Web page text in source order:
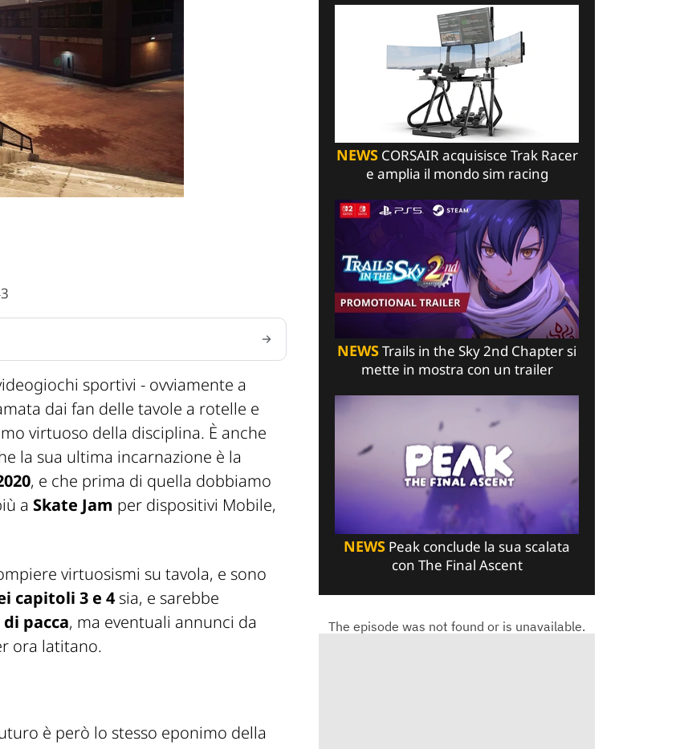
sportivi - ovviamente a
dai fan delle tavole a rotelle e
virtuoso della disciplina. È anche
la sua ultima incarnazione è la
, e che prima di quella dobbiamo
a Skate Jam per dispositivi Mobile,
virtuosismi su tavola, e sono
capitoli 3 e 4sia, e sarebbe
pacca, ma eventuali annunci da
ora latitano.
è però lo stesso eponimo della
NEWSCORSAIR acquisisce Trak Racer
e amplia il mondo sim racing
NEWSTrails in the Sky 2nd Chapter si
mette in mostra con un trailer
NEWS Peak conclude la sua scalata
con The Final Ascent